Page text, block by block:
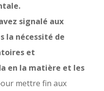
signalé aux
la nécessité de
et
en la matière et les
mettre fin aux